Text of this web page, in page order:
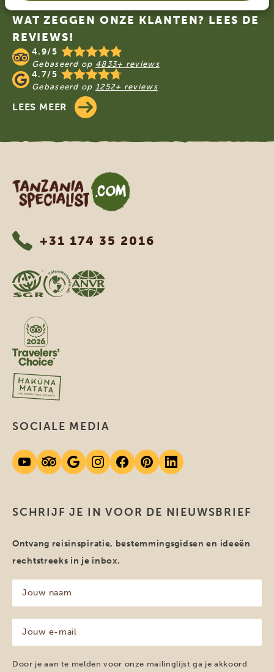
WAT ZEGGEN ONZE KLANTEN? LEES DE
REVIEWS!
4.9/5
Gebaseerd op 4833+ reviews
4.7/5
Gebaseerd op 1252+ reviews
LEES MEER
Tanzania Specialist
+31 174 35 2016
SCHRIJF JE IN VOOR DE NIEUWSBRIEF
Ontvang reisinspiratie, bestemmingsgidsen en ideeën
rechtstreeks in je inbox.
naam
(Vereist)
mailadres
(Vereist)
Door je aan te melden voor onze mailinglijst ga je akkoord
SOCIALE MEDIA